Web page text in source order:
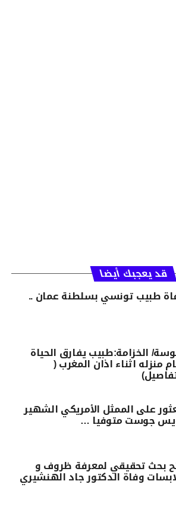
قد يعجبك أيضا
طبيب تونسي بسلطنة عمان ..
الخزامة:طبيب يفارق الحياة
منزله اثناء اذان المغرب (
على الممثل الأمريكي الشهير
جوست متوفيا …
بحث تحقيقي لمعرفة ظروف و
وفاة الدكتور جاد الهنشيري